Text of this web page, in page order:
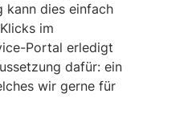
kann dies einfach
im
Portal erledigt
dafür: ein
wir gerne für